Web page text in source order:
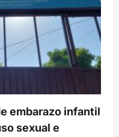
embarazo infantil
sexual e